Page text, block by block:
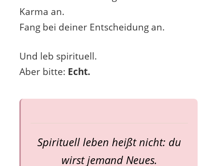
Karma an.
Fang bei deiner Entscheidung an.
Und leb spirituell.
Aber bitte: Echt.
Spirituell leben heißt nicht: du
wirst jemand Neues.